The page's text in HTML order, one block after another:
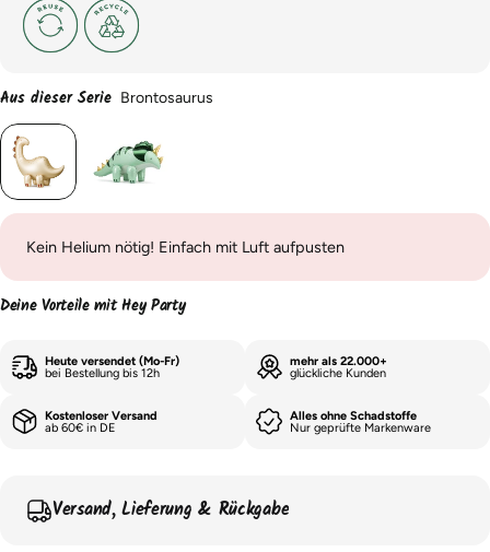
Aus dieser Serie Brontosaurus
Kein Helium nötig! Einfach mit Luft aufpusten
Deine Vorteile mit Hey Party
Heute versendet (Mo-Fr)
bei Bestellung bis 12h
mehr als 22.000+
glückliche Kunden
Kostenloser Versand
ab 60€ in DE
Alles ohne Schadstoffe
Nur geprüfte Markenware
Versand, Lieferung & Rückgabe